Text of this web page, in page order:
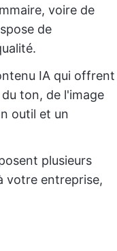
voire de
de
IA qui offrent
ton, de l'image
outil et un
plusieurs
votre entreprise,